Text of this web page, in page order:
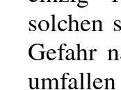
solchen
Gefahr